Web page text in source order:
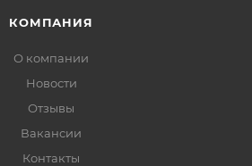
КОМПАНИЯ
О компании
Новости
Отзывы
Вакансии
Контакты